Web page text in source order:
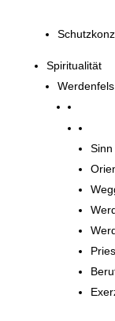
Spiritualität
Sinn